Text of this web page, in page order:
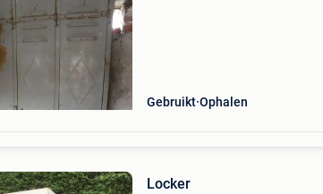
Gebruikt Ophalen
Locker